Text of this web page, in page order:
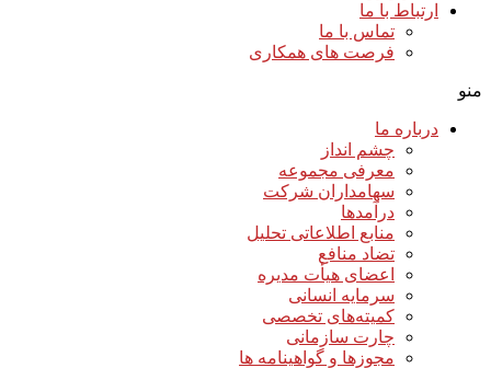
ارتباط با ما
تماس با ما
فرصت های همکاری
منو
درباره ما
چشم انداز
معرفی مجموعه
سهامداران شرکت
درآمد‌ها
منابع اطلاعاتی تحلیل
تضاد منافع
اعضای هیأت مدیره
سرمایه انسانی
کمیته‌های تخصصی
چارت سازمانی
مجوزها و گواهینامه ها